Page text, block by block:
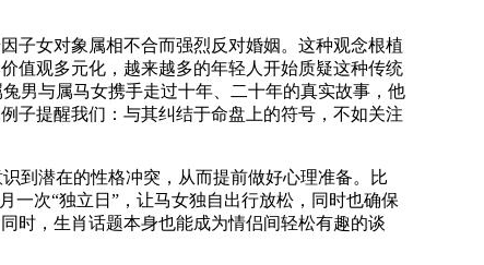
子女对象属相不合而强烈反对婚姻。这种观念根植
值观多元化，越来越多的年轻人开始质疑这种传统
男与属马女携手走过十年、二十年的真实故事，他
子提醒我们：与其纠结于命盘上的符号，不如关注
到潜在的性格冲突，从而提前做好心理准备。比
一次“独立日”，让马女独自出行放松，同时也确保
时，生肖话题本身也能成为情侣间轻松有趣的谈